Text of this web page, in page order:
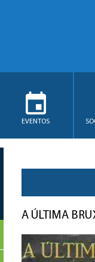
EVENTOS
A ÚLTIMA